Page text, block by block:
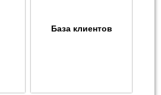
База клиентов